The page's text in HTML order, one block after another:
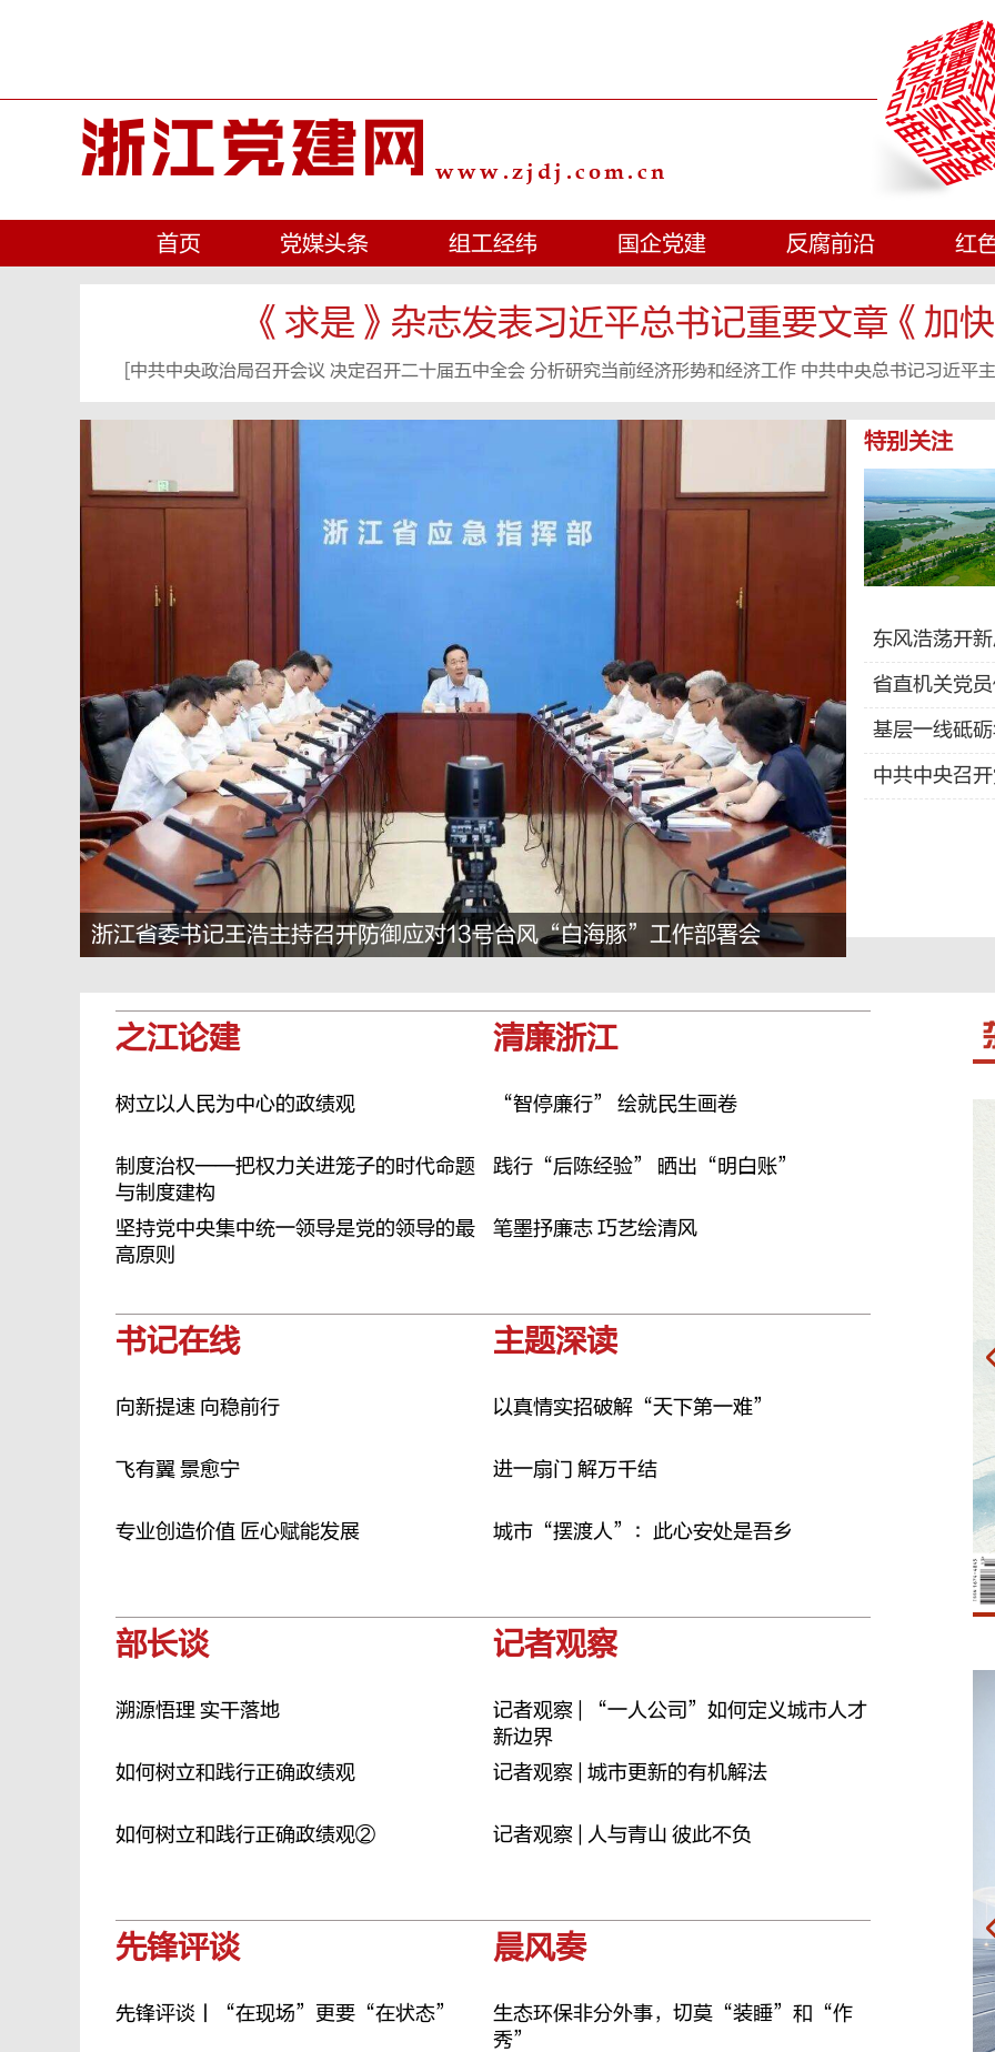
浙江党建网 www.zjdj.com.cn
首页 党媒头条 组工经纬 国企党建 反腐前沿 红
《求是》杂志发表习近平总书记重要文章《加
中共中央政治局召开会议 决定召开二十届五中全会 分析研究当前经济形势和经济工作 中共中央总书记习近平
浙江省委书记王浩主持召开防御应对13号台风“白海豚”工作部署会
特别关注
东风浩荡开
省直机关党
基层一线砥
中共中央召
之江论建
树立以人民为中心的政绩观
制度治权——把权力关进笼子的时代命题
与制度建构
坚持党中央集中统一领导是党的领导的最
高原则
清廉浙江
“智停廉行” 绘就民生画卷
践行“后陈经验” 晒出“明白账”
笔墨抒廉志 巧艺绘清风
书记在线
向新提速 向稳前行
飞有翼 景愈宁
专业创造价值 匠心赋能发展
主题深读
以真情实招破解“天下第一难”
进一扇门 解万千结
城市“摆渡人”：此心安处是吾乡
部长谈
溯源悟理 实干落地
如何树立和践行正确政绩观
如何树立和践行正确政绩观②
记者观察
记者观察 | “一人公司”如何定义城市人才
新边界
记者观察 | 城市更新的有机解法
记者观察 | 人与青山 彼此不负
先锋评谈
先锋评谈丨“在现场”更要“在状态”
晨风奏
生态环保非分外事，切莫“装睡”和“作
秀”